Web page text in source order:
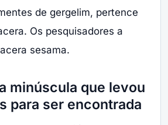
de gergelim, pertence
Os pesquisadores a
sesama.
minúscula que levou
para ser encontrada